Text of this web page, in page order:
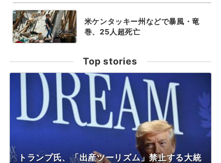
米ケンタッキー州などで暴風・竜
巻、25人超死亡
Top stories
トランプ氏、「出産ツーリズム」禁止する大統